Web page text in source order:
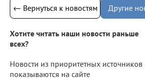
← Вернуться к новостям Другие
Хотите читать наши новости раньше
всех?
Новости из приоритетных источников
показываются на сайте